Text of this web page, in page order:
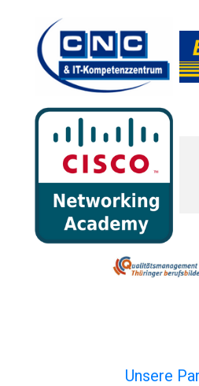
Unsere